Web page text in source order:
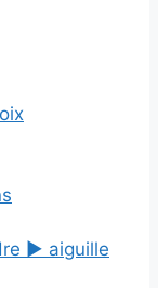
▶ aiguille